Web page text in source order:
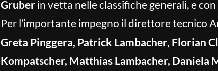
Gruber in vetta nelle classifiche generali, e
Per l’importante impegno il direttore tecnico
Greta Pinggera, Patrick Lambacher, Florian
Kompatscher, Matthias Lambacher,